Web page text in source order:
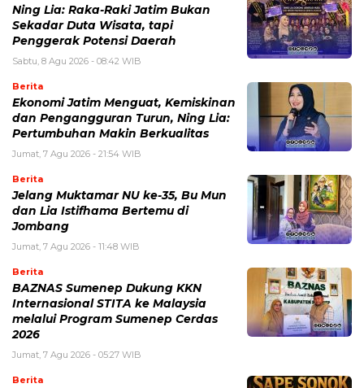
Ning Lia: Raka-Raki Jatim Bukan
Sekadar Duta Wisata, tapi
Penggerak Potensi Daerah
Sabtu, 8 Agu 2026 - 08:42 WIB
Berita
Ekonomi Jatim Menguat, Kemiskinan
dan Pengangguran Turun, Ning Lia:
Pertumbuhan Makin Berkualitas
Jumat, 7 Agu 2026 - 21:54 WIB
Berita
Jelang Muktamar NU ke-35, Bu Mun
dan Lia Istifhama Bertemu di
Jombang
Jumat, 7 Agu 2026 - 11:48 WIB
Berita
BAZNAS Sumenep Dukung KKN
Internasional STITA ke Malaysia
melalui Program Sumenep Cerdas
2026
Jumat, 7 Agu 2026 - 05:27 WIB
Berita